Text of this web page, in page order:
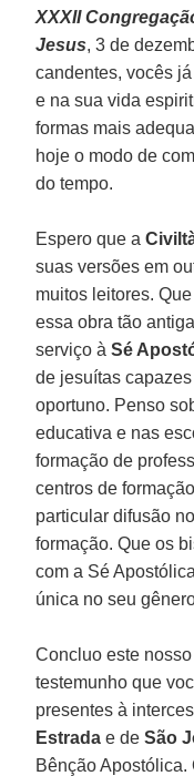
XXXII
Jesus, 3 de
candentes, vocês
e na sua vida
formas mais
hoje o modo de
do tempo.
Espero que a
suas versões em
muitos leitores.
essa obra tão
serviço àSé
de jesuítas
oportuno. Penso
educativa e nas
formação de
centros de
particular difusão
formação. Que os
com a Sé
única no seu
Concluo este
testemunho que
presentes à
Estrada e deSão
Bênção Apostólica.